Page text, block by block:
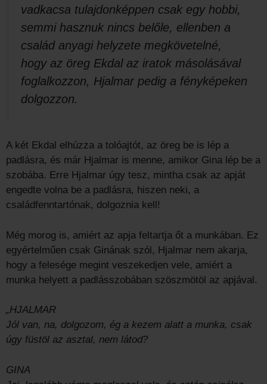
vadkacsa tulajdonképpen csak egy hobbi,
semmi hasznuk nincs belőle, ellenben a
család anyagi helyzete megkövetelné,
hogy az öreg Ekdal az iratok másolásával
foglalkozzon, Hjalmar pedig a fényképeken
dolgozzon.
A két Ekdal elhúzza a tolóajtót, az öreg be is lép a
padlásra, és már Hjalmar is menne, amikor Gina lép be a
szobába. Erre Hjalmar úgy tesz, mintha csak az apját
engedte volna be a padlásra, hiszen neki, a
családfenntartónak, dolgoznia kell!
Még morog is, amiért az apja feltartja őt a munkában. Ez
egyértelműen csak Ginának szól, Hjalmar nem akarja,
hogy a felesége megint veszekedjen vele, amiért a
munka helyett a padlásszobában szöszmötöl az apjával.
„HJALMAR
Jól van, na, dolgozom, ég a kezem alatt a munka, csak
úgy füstöl az asztal, nem látod?
GINA